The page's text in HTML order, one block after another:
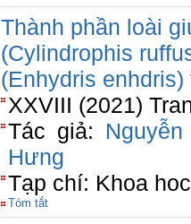
Thành phần loài
(Cylindrophis
(Enhydris
XXVIII (2021)
Tác giả:
Hưng
Tạp chí: Khoa
Tóm tắt